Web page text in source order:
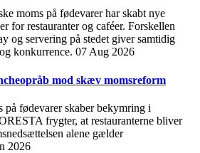
moms på fødevarer har skabt nye
for restauranter og caféer. Forskellen
og servering på stedet giver samtidig
konkurrence. 07 Aug 2026
mod skæv momsreform
på fødevarer skaber bekymring i
frygter, at restauranterne bliver
alene gælder
2026